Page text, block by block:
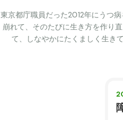
東京都庁職員だった2012年にうつ
崩れて、そのたびに生き方を作り
て、しなやかにたくましく生き